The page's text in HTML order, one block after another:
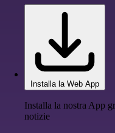
Installa la Web App
Installa la nostra App
notizie